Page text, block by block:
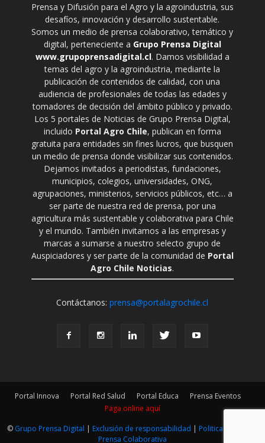
Prensa y Difusión para el Agro y la agroindustria, sus
desafíos, innovación y desarrollo sustentable.
Somos un medio de prensa colaborativo, temático y
digital, perteneciente a Grupo Prensa Digital
www.grupoprensadigital.cl. Damos visibilidad a
temas del agro y la agroindustria, mediante la
publicación de contenidos de calidad, con una
audiencia de profesionales de todas las edades y
tomadores de decisión del ámbito público y privado.
Los 5 portales de Noticias de Grupo Prensa Digital,
incluido Portal Agro Chile, publican en forma
gratuita para entidades sin fines lucros, que busquen
un medio de prensa donde visibilizar sus contenidos.
Dejamos invitados a periodistas, fundaciones,
municipios, colegios, universidades, ONG,
agrupaciones, ministerios, servicios públicos, etc… a
ser parte de nuestra red de prensa, por una
agricultura más sustentable y colaborativa para Chile
y el mundo. También invitamos a las empresas y
marcas a sumarse a nuestro selecto grupo de
Auspiciadores y ser parte de la comunidad de Portal
Agro Chile Noticias.
Contáctanos:prensa@portalagrochile.cl
Portal Innova Portal Red Salud Portal Educa
Prensa Eventos
Paga online aquí
© Grupo Prensa Digital | Exclusión de responsabilidad | Politica Editorial
Prensa Colaborativa